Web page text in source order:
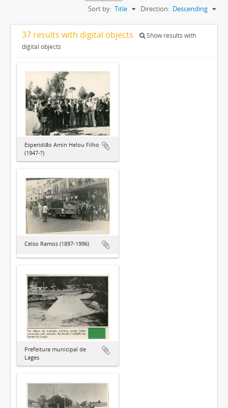
Sort by: Title Direction: Descending
37 results with digital objects
Show results with
digital objects
Esperidião Amin Helou Filho
(1947-?)
Celso Ramos (1897-1996)
Prefeitura municipal de
Lages